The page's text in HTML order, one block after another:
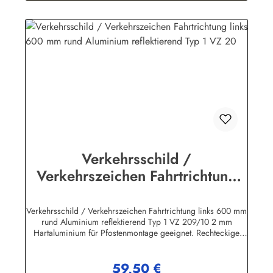
Schilder- und Etikettenfabrik GmbH & Co. KGNeuer Weg 12
– 1642111 Wuppertalinfo@schilder-klar.de
Verkehrsschild /
Verkehrszeichen Fahrtrichtung
reflektierend Typ 1 VZ 20
Verkehrsschild / Verkehrszeichen Fahrtrichtung links 600 mm
rund Aluminium reflektierend Typ 1 VZ 209/10 2 mm
Hartaluminium für Pfostenmontage geeignet. Rechteckige
Größen lieferbar! Wir führen ausschließlich beste Qualität
Regulärer Preis:
59,50 €